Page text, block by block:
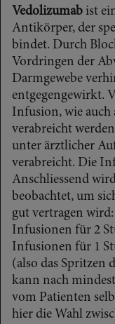
Vedolizumab ist
Antikörper, der
bindet. Durch
Vordringen der
Darmgewebe
entgegengewirkt.
Infusion, wie
verabreicht
unter ärztlicher
verabreicht. Die
Anschliessend
beobachtet, um
gut vertragen
Infusionen für 2
Infusionen für 1
(also das Spritzen
kann nach
vom Patienten
hier die Wahl